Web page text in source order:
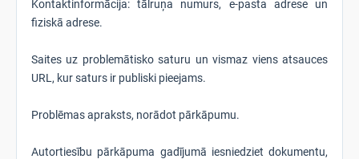
Kontaktinformācija: tālruņa numurs, e-pasta adrese un
fiziskā adrese.
Saites uz problemātisko saturu un vismaz viens atsauces
URL, kur saturs ir publiski pieejams.
Problēmas apraksts, norādot pārkāpumu.
Autortiesību pārkāpuma gadījumā iesniedziet dokumentu,